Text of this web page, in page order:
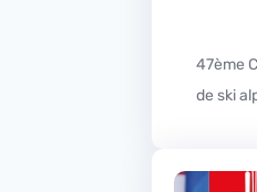
47ème Championnats du Monde de Ski Alpin Courchevel-Méribel 2023 : le Bilan Jusqu’au 19 février prochain, R’La Radio Station vous fait vivre les mondiaux
de ski